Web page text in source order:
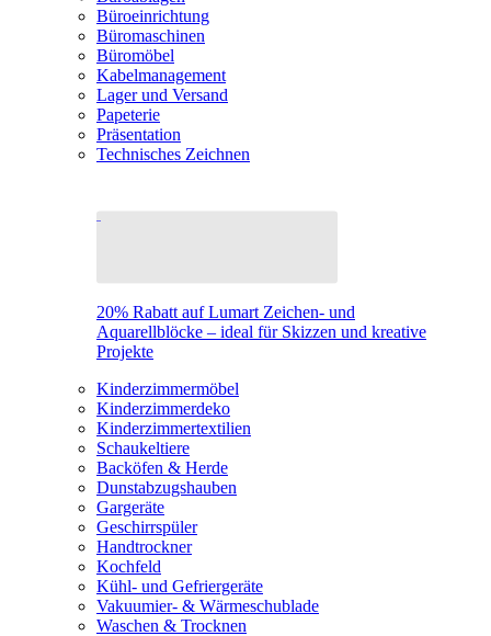
Büroeinrichtung
Büromaschinen
Büromöbel
Kabelmanagement
Lager und Versand
Papeterie
Präsentation
Technisches Zeichnen
20% Rabatt auf Lumart Zeichen- und
Aquarellblöcke – ideal für Skizzen und kreative
Projekte
Kinderzimmermöbel
Kinderzimmerdeko
Kinderzimmertextilien
Schaukeltiere
Backöfen & Herde
Dunstabzugshauben
Gargeräte
Geschirrspüler
Handtrockner
Kochfeld
Kühl- und Gefriergeräte
Vakuumier- & Wärmeschublade
Waschen & Trocknen